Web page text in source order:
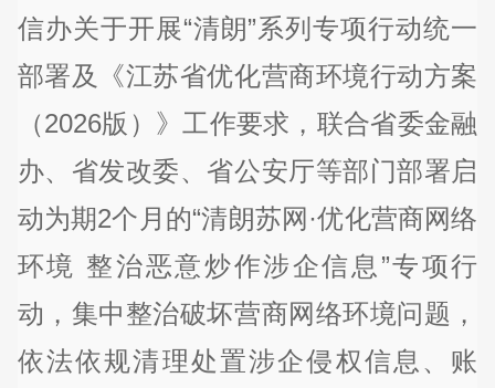
信办关于开展“清朗”系列专项行动统一
部署及《江苏省优化营商环境行动方案
（2026版）》工作要求，联合省委金融
办、省发改委、省公安厅等部门部署启
动为期2个月的“清朗苏网·优化营商网络
环境 整治恶意炒作涉企信息”专项行
动，集中整治破坏营商网络环境问题，
依法依规清理处置涉企侵权信息、账